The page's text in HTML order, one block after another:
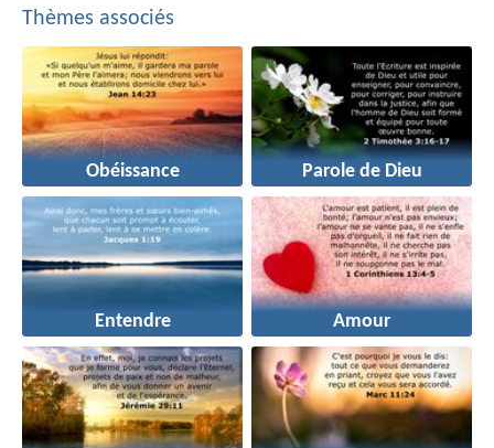
Thèmes associés
Obéissance Parole de Dieu
Entendre Amour